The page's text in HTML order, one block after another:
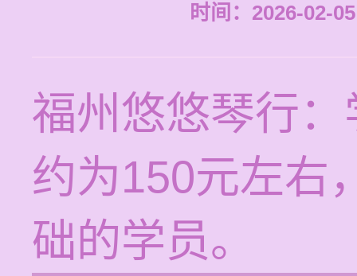
时间：2026-02-
福州悠悠琴行
约为150元左右
础的学员。